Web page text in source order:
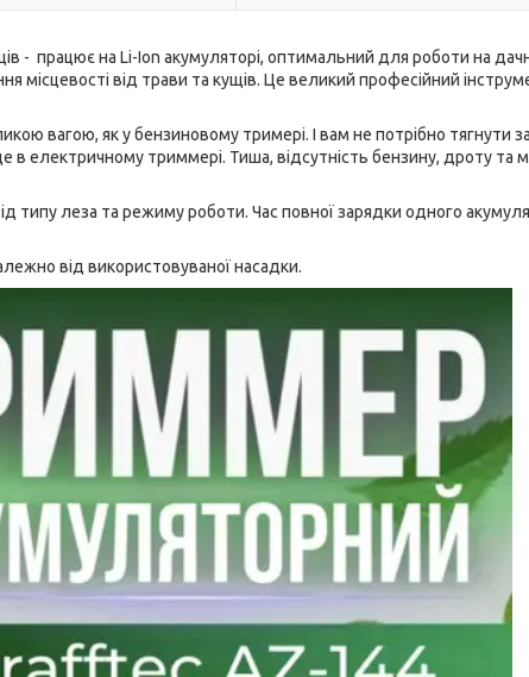
- працює на Li-Ion акумуляторі, оптимальний для роботи на
місцевості від трави та кущів. Це великий професійний
вагою, як у бензиновому тримері. І вам не потрібно тягнути
в електричному триммері. Тиша, відсутність бензину, дроту та
типу леза та режиму роботи. Час повної зарядки одного
від використовуваної насадки.